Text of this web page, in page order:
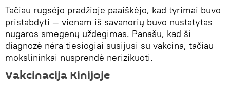
Tačiau rugsėjo pradžioje paaiškėjo, kad tyrimai buvo
pristabdyti — vienam iš savanorių buvo nustatytas
nugaros smegenų uždegimas. Panašu, kad ši
diagnozė nėra tiesiogiai susijusi su vakcina, tačiau
mokslininkai nusprendė nerizikuoti.
Vakcinacija Kinijoje